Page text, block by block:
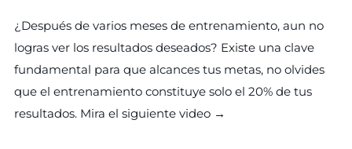
¿Después de varios meses de entrenamiento, aun no
logras ver los resultados deseados? Existe una clave
fundamental para que alcances tus metas, no olvides
que el entrenamiento constituye solo el 20% de tus
resultados. Mira el siguiente video →